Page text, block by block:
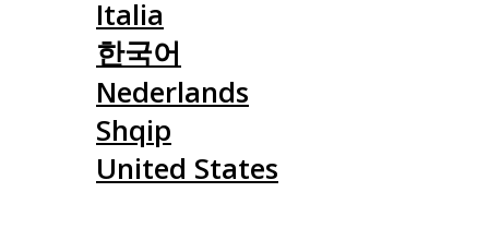
Italia
한국어
Nederlands
Shqip
United States